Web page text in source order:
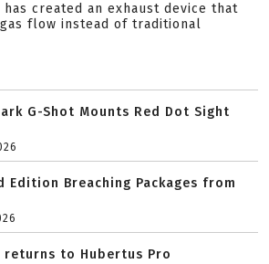
created an exhaust device that
flow instead of traditional
G-Shot Mounts Red Dot Sight
Edition Breaching Packages from
returns to Hubertus Pro